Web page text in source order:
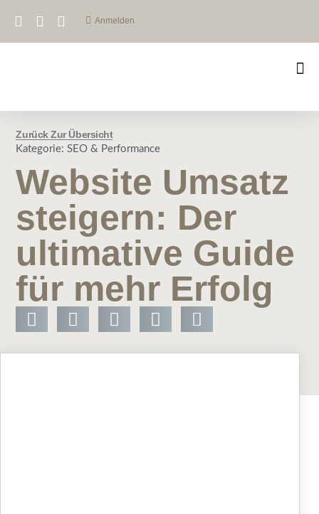
Anmelden
Zurück Zur Übersicht
Kategorie: SEO & Performance
Website Umsatz
steigern: Der
ultimative Guide
für mehr Erfolg